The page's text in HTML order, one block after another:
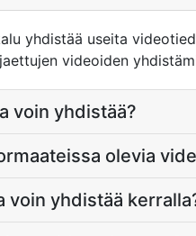
yhdistää useita
videoiden
voin yhdistää?
olevia
voin yhdistää